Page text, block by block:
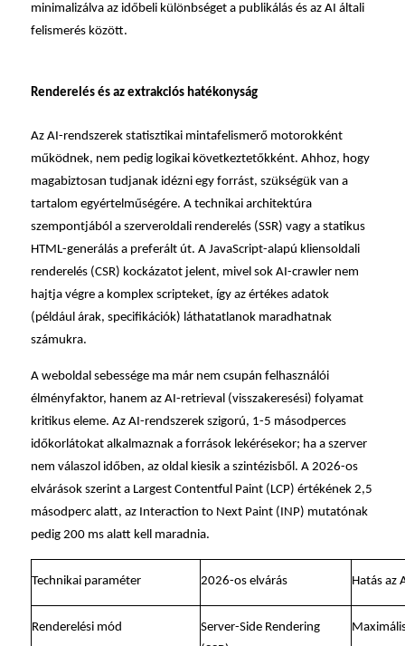
minimalizálva az időbeli különbséget a publikálás és az AI általi
felismerés között.
Renderelés és az extrakciós hatékonyság
Az AI-rendszerek statisztikai mintafelismerő motorokként
működnek, nem pedig logikai következtetőkként. Ahhoz, hogy
magabiztosan tudjanak idézni egy forrást, szükségük van a
tartalom egyértelműségére. A technikai architektúra
szempontjából a szerveroldali renderelés (SSR) vagy a statikus
HTML-generálás a preferált út. A JavaScript-alapú kliensoldali
renderelés (CSR) kockázatot jelent, mivel sok AI-crawler nem
hajtja végre a komplex scripteket, így az értékes adatok
(például árak, specifikációk) láthatatlanok maradhatnak
számukra.
A weboldal sebessége ma már nem csupán felhasználói
élményfaktor, hanem az AI-retrieval (visszakeresési) folyamat
kritikus eleme. Az AI-rendszerek szigorú, 1-5 másodperces
időkorlátokat alkalmaznak a források lekérésekor; ha a szerver
nem válaszol időben, az oldal kiesik a szintézisből. A 2026-os
elvárások szerint a Largest Contentful Paint (LCP) értékének 2,5
másodperc alatt, az Interaction to Next Paint (INP) mutatónak
pedig 200 ms alatt kell maradnia.
Technikai paraméter 2026-os elvárás Hatás az
Renderelési mód
Server-Side Rendering